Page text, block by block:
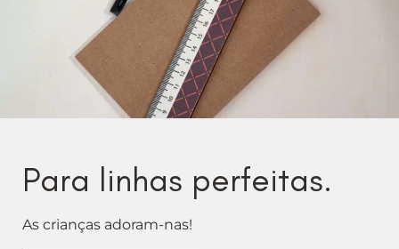
Para linhas perfeitas.
As crianças adoram-nas!